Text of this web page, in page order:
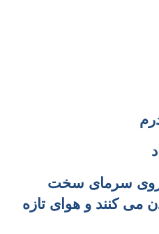
روی سرمای سخت
می کنند و هوای تازه